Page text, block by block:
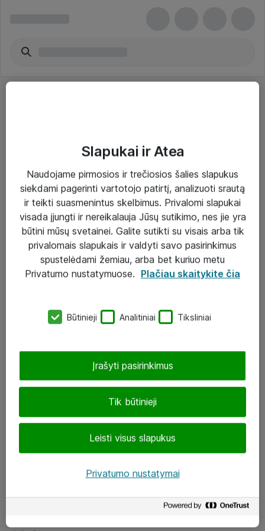
Paslaugos
Sprendimai
Įgyvendinti projektai
Atea ekspertų patarimai verslui
eShop@atea.lt
LinkedIn
Slapukai ir Atea
Naudojame pirmosios ir trečiosios šalies slapukus
siekdami pagerinti vartotojo patirtį, analizuoti srautą
ir teikti suasmenintus skelbimus. Privalomi slapukai
visada įjungti ir nereikalauja Jūsų sutikimo, nes jie yra
būtini mūsų svetainei. Galite sutikti su visais arba tik
privalomais slapukais ir valdyti savo pasirinkimus
spustelėdami žemiau, arba bet kuriuo metu
Privatumo nustatymuose. Plačiau skaitykite čia
Būtinieji Analitiniai Tiksliniai
Tik būtinieji
Leisti visus slapukus
Įrašyti pasirinkimus
Privatumo nustatymai